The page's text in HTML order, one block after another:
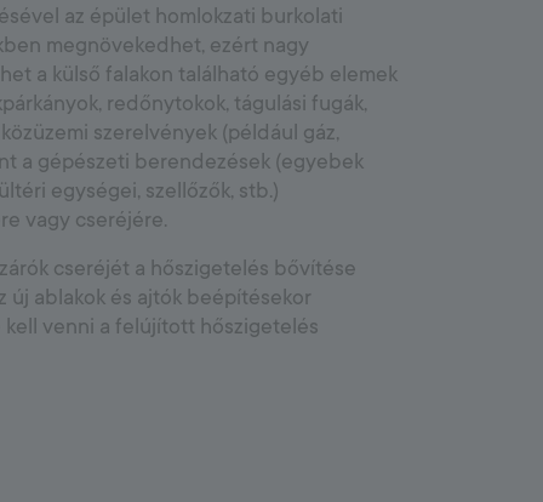
az épület homlokzati burkolati
megnövekedhet, ezért nagy
a külső falakon található egyéb elemek
redőnytokok, tágulási fugák,
szerelvények (például gáz,
a gépészeti berendezések (egyebek
egységei, szellőzők, stb.)
vagy cseréjére.
cseréjét a hőszigetelés bővítése
új ablakok és ajtók beépítésekor
venni a felújított hőszigetelés